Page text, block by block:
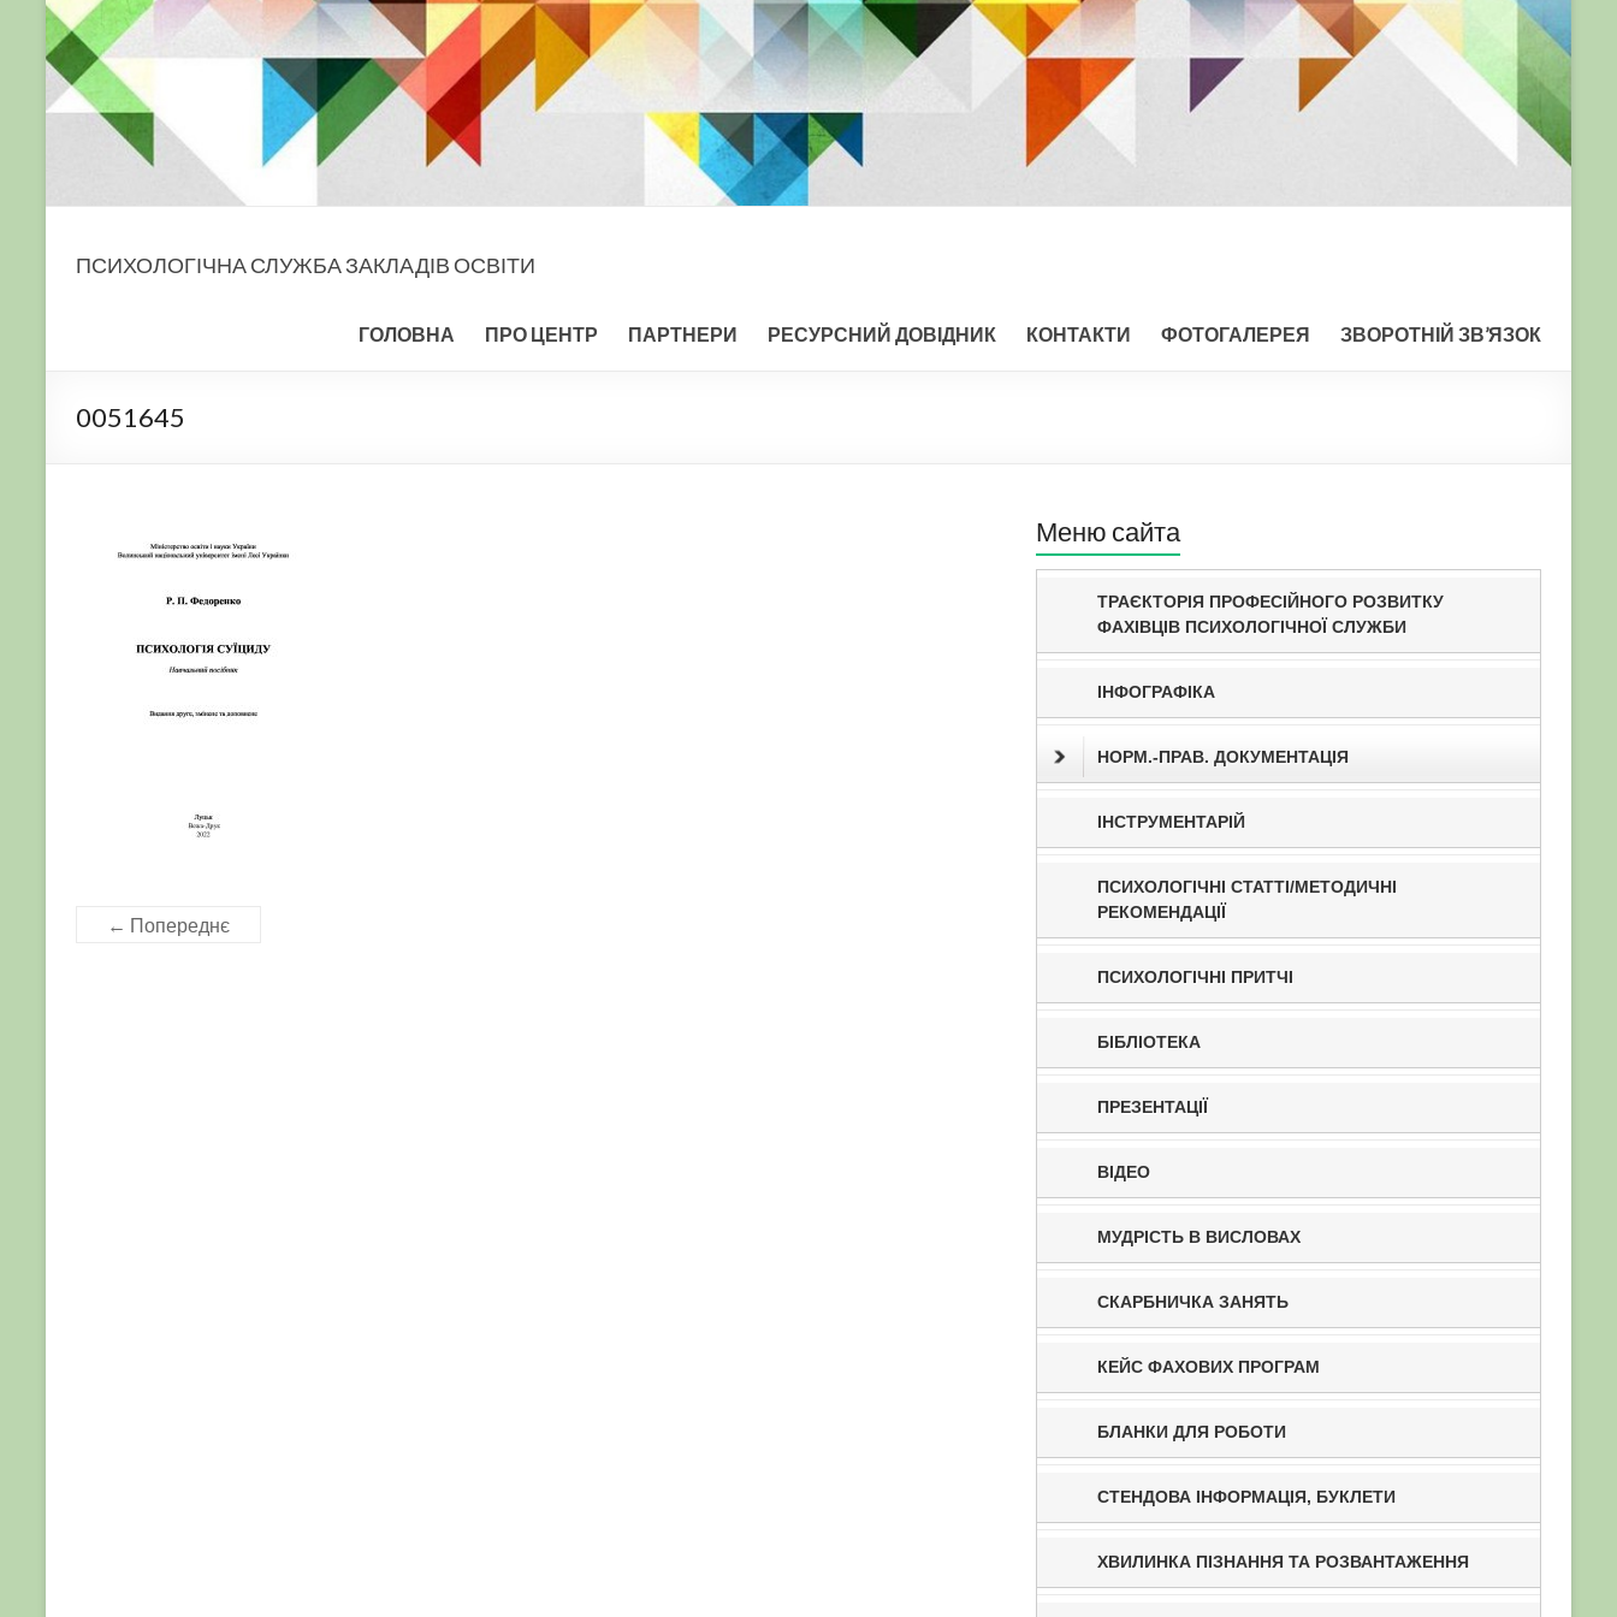
ПСИХОЛОГІЧНА СЛУЖБА ЗАКЛАДІВ ОСВІТИ
ГОЛОВНА ПРО ЦЕНТР ПАРТНЕРИ РЕСУРСНИЙ ДОВІДНИК КОНТАКТИ ФОТОГАЛЕРЕЯ ЗВОРОТНІЙ ЗВ’ЯЗОК
0051645
← Попереднє
Меню сайта
ТРАЄКТОРІЯ ПРОФЕСІЙНОГО РОЗВИТКУ
ФАХІВЦІВ ПСИХОЛОГІЧНОЇ СЛУЖБИ
ІНФОГРАФІКА
НОРМ.-ПРАВ. ДОКУМЕНТАЦІЯ
ІНСТРУМЕНТАРІЙ
ПСИХОЛОГІЧНІ СТАТТІ/МЕТОДИЧНІ
РЕКОМЕНДАЦІЇ
ПСИХОЛОГІЧНІ ПРИТЧІ
БІБЛІОТЕКА
ПРЕЗЕНТАЦІЇ
ВІДЕО
МУДРІСТЬ В ВИСЛОВАХ
СКАРБНИЧКА ЗАНЯТЬ
КЕЙС ФАХОВИХ ПРОГРАМ
БЛАНКИ ДЛЯ РОБОТИ
СТЕНДОВА ІНФОРМАЦІЯ, БУКЛЕТИ
ХВИЛИНКА ПІЗНАННЯ ТА РОЗВАНТАЖЕННЯ